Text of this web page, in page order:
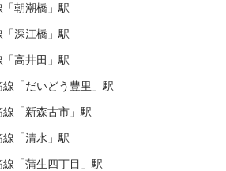
朝潮橋」駅
深江橋」駅
高井田」駅
「だいどう豊里」駅
「新森古市」駅
「清水」駅
「蒲生四丁目」駅